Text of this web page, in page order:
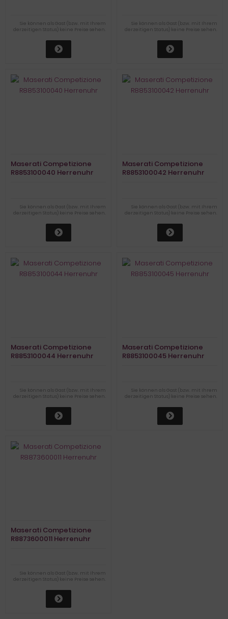
Sie können als Gast (bzw. mit Ihrem
derzeitigen Status) keine Preise sehen.
Sie können als Gast (bzw. mit Ihrem
derzeitigen Status) keine Preise sehen.
Maserati Competizione
R8853100040 Herrenuhr
Sie können als Gast (bzw. mit Ihrem
derzeitigen Status) keine Preise sehen.
Maserati Competizione
R8853100042 Herrenuhr
Sie können als Gast (bzw. mit Ihrem
derzeitigen Status) keine Preise sehen.
Maserati Competizione
R8853100044 Herrenuhr
Sie können als Gast (bzw. mit Ihrem
derzeitigen Status) keine Preise sehen.
Maserati Competizione
R8853100045 Herrenuhr
Sie können als Gast (bzw. mit Ihrem
derzeitigen Status) keine Preise sehen.
Maserati Competizione
R8873600011 Herrenuhr
Sie können als Gast (bzw. mit Ihrem
derzeitigen Status) keine Preise sehen.